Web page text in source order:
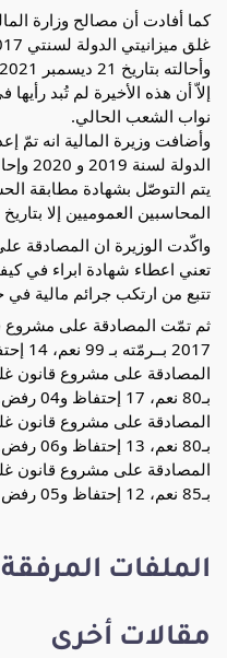
كما أفادت أن مصالح وزارة
إلاّ أن هذه الأخيرة لم تُبد
نواب الشعب الحالي.
وأضافت وزيرة المالية انه تمّ
يتم التوصّل بشهادة مطابقة
المحاسبين العموميين إلا بتاريخ 25 أوت 2023.
واكّدت الوزيرة ان المصادقة
تعني اعطاء شهادة ابراء في
تتبع من ارتكب جرائم مالية
ثم تمّت المصادقة على مشروع
2017 بــرمّته بـ 99 نعم، 14 إحتفاظ و06 رفض.
بـ80 نعم، 17 إحتفاظ و04 رفض.
بـ80 نعم، 13 إحتفاظ و06 رفض.
بـ85 نعم، 12 إحتفاظ و05 رفض
الملفات
مقالات أخرى